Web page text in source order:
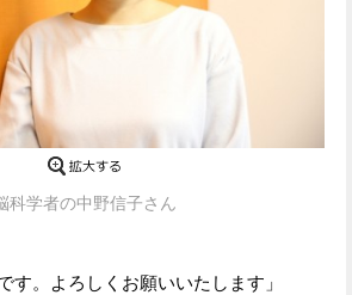
科学者の中野信子さん
す。よろしくお願いいたします」